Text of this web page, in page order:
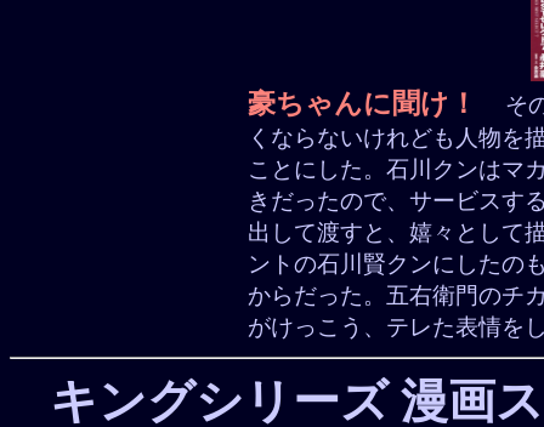
豪ちゃんに聞け！
そ
くならないけれども人物を
ことにした。石川クンはマ
きだったので、サービスす
出して渡すと、嬉々として
ントの石川賢クンにしたの
からだった。五右衛門のチ
がけっこう、テレた表情を
キングシリーズ 漫画